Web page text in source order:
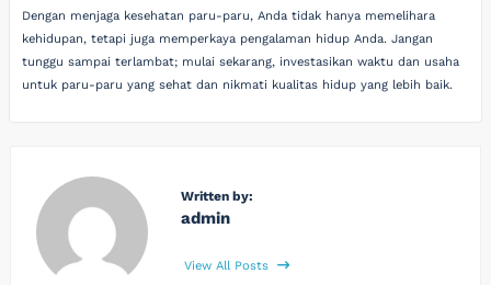
Dengan menjaga kesehatan paru-paru, Anda tidak hanya memelihara
kehidupan, tetapi juga memperkaya pengalaman hidup Anda. Jangan
tunggu sampai terlambat; mulai sekarang, investasikan waktu dan usaha
untuk paru-paru yang sehat dan nikmati kualitas hidup yang lebih baik.
Written by:
admin
View All Posts